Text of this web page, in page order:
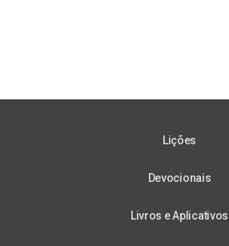
Lições
Devocionais
Livros e Aplicativos